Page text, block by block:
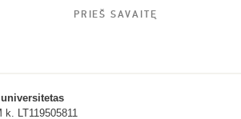
PRIEŠ SAVAITĘ
k. LT119505811